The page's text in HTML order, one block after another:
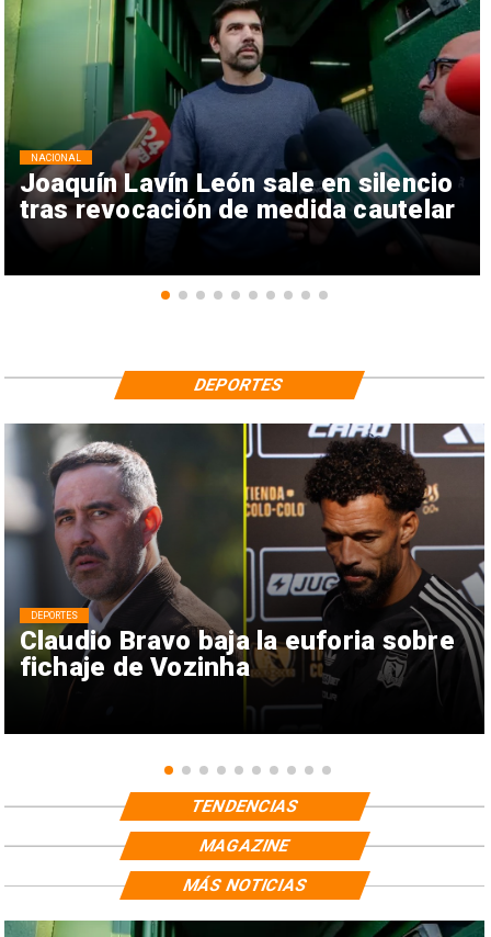
Joaquín Lavín León sale en silencio
tras revocación de medida cautelar
NACIONAL
Claudio Bravo baja la euforia sobre
fichaje de Vozinha
DEPORTES
DEPORTES
TENDENCIAS
MAGAZINE
MÁS NOTICIAS